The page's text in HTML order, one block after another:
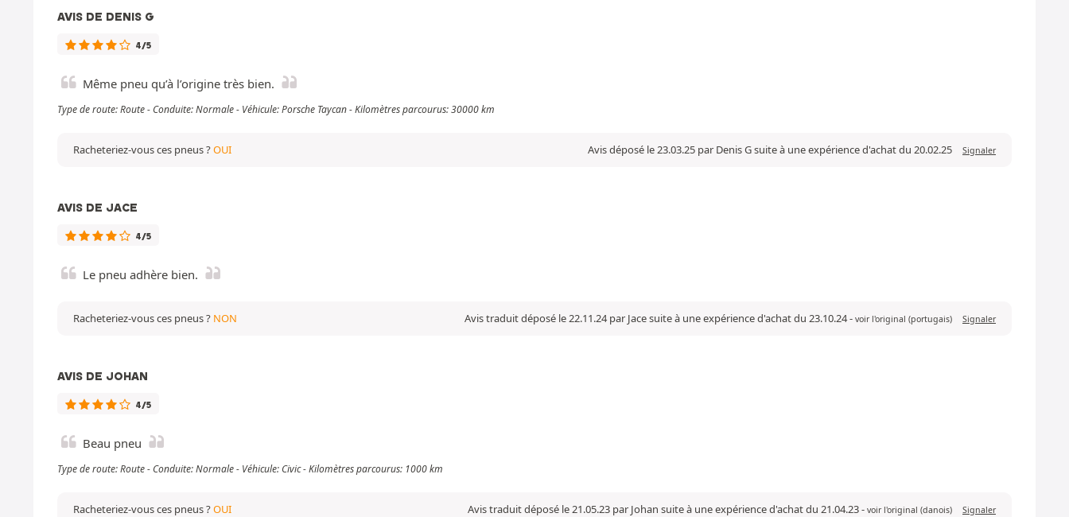
AVIS DE DENIS G
4/5
Même pneu qu’à l’origine très bien.
Type de route: Route - Conduite: Normale - Véhicule: Porsche Taycan - Kilomètres parcourus: 30000 km
Avis déposé le 23.03.25 par Denis G suite à une expérience d'achat du 20.02.25 Signaler
Racheteriez-vous ces pneus ?OUI
AVIS DE JACE
4/5
Le pneu adhère bien.
Avis traduit déposé le 22.11.24 par Jace suite à une expérience d'achat du 23.10.24- voir l'original (portugais) Signaler
Racheteriez-vous ces pneus ? NON
AVIS DE JOHAN
4/5
Beau pneu
Type de route: Route - Conduite: Normale - Véhicule: Civic - Kilomètres parcourus: 1000 km
Avis traduit déposé le 21.05.23 par Johan suite à une expérience d'achat du 21.04.23- voir l'original (danois) Signaler
Racheteriez-vous ces pneus ?OUI